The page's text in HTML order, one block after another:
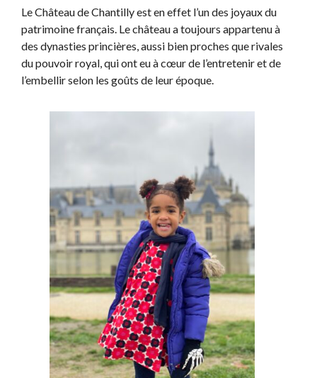
Le Château de Chantilly est en effet l’un des joyaux du
patrimoine français. Le château a toujours appartenu à
des dynasties princières, aussi bien proches que rivales
du pouvoir royal, qui ont eu à cœur de l’entretenir et de
l’embellir selon les goûts de leur époque.